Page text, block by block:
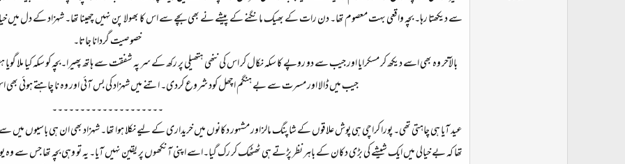
سے دیکھتا رہا۔ بچہ واقعی بہت معصوم تھا۔ دن رات کے بھیک مانگنے کے پیشے نے بھی بچے سے اس کا بھولا پن نہیں چھینا تھا۔ شہزاد کے دل میں
خصوصیت گردانا جاتا۔
بالآخر وہ بھی اسے دیکھ کر مسکرایا اور جیب سے دو روپے کا سکہ نکال کر اس کی ننھی ہتھیلی پر رکھ کے سر پہ شفقت سے ہاتھ پھیرا۔بچہ کو سکہ کیا ملا
جیب میں ڈالا اور مسرت سے بے ہنگم اچھل کود شروع کردی۔ اتنے میں شہزاد کی بس آئی اور وہ نا چاہتے ہوئی بھی اس
۔۔۔۔۔۔۔۔۔۔۔۔۔۔۔۔۔۔۔۔
عید آیا ہی چاہتی تھی۔ پورا کراچی ہی پوش علاقوں کے شاپنگ مالز اور مشہور دکانوں میں خریداری کے لیے نکلا ہوا تھا۔ شہزاد بھی ان ہی
تھا کہ بے خیالی میں ایک شیشے کی بڑی دکان کے باہر نظر پڑتے ہی ٹھٹھک کر رک گیا۔اسے اپنی آنکھوں پر یقین نہیں آیا۔ یہ تو وہی بچہ تھا جس سے وہ